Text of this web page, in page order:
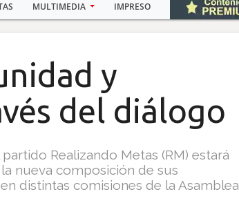
MULTIMEDIA IMPRESO
y
del diálogo
Realizando Metas (RM) estará
nueva composición de sus
distintas comisiones de la Asamblea